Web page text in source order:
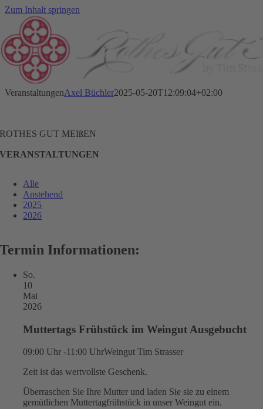
Zum Inhalt springen
VeranstaltungenAxel Büchler2025-05-20T12:09:04+02:00
ROTHES GUT MEIßEN
VERANSTALTUNGEN
Alle
Anstehend
2025
2026
Termin Informationen:
So.
10
Mai
2026
Muttertags Frühstück im Weingut Ausgebucht
09:00 Uhr -11:00 UhrWeingut Tim Strasser
Zeit ist das wertvollste Geschenk.
Überraschen Sie Ihre Mutter und laden Sie sie zu einem
gemütlichen Muttertagfrühstück in unser Weingut ein.